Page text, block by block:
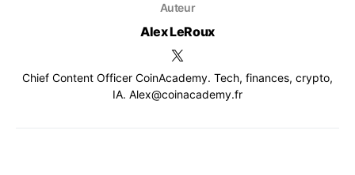
Auteur
Alex LeRoux
Chief Content Officer CoinAcademy. Tech, finances, crypto,
IA. Alex@coinacademy.fr